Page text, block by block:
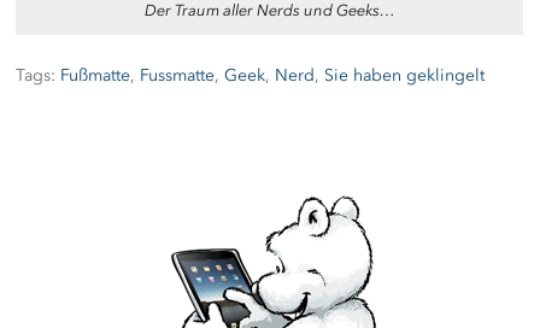
Der Traum aller Nerds und Geeks…
Tags: Fußmatte, Fussmatte,Geek, Nerd, Sie haben geklingelt